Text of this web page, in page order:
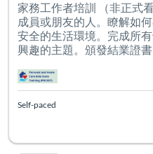
家務工作者培訓 （非正式
成員或朋友的人。瞭解如
安全的生活環境。完成所
興趣的主題。頒發結業證書
Self-paced